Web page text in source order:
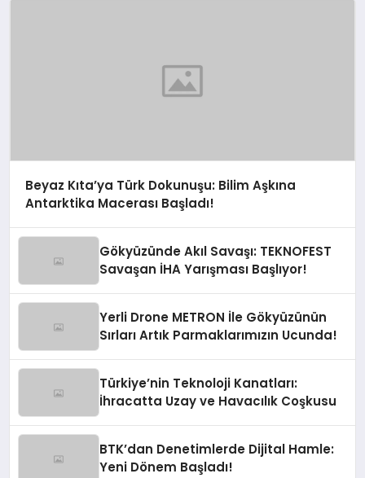
Beyaz Kıta’ya Türk Dokunuşu: Bilim Aşkına
Antarktika Macerası Başladı!
Gökyüzünde Akıl Savaşı: TEKNOFEST
Savaşan İHA Yarışması Başlıyor!
Yerli Drone METRON İle Gökyüzünün
Sırları Artık Parmaklarımızın Ucunda!
Türkiye’nin Teknoloji Kanatları:
İhracatta Uzay ve Havacılık Coşkusu
BTK’dan Denetimlerde Dijital Hamle:
Yeni Dönem Başladı!